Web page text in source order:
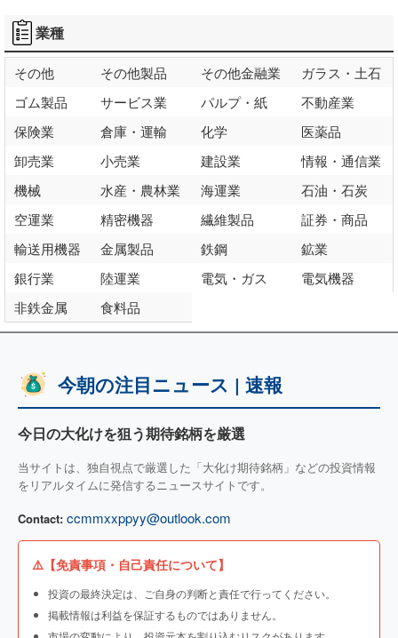
業種
その他 その他製品 その他金融業
ガラス・土石
ゴム製品
サービス業 パルプ・紙
不動産業
保険業
倉庫・運輸 化学
医薬品
卸売業
小売業 建設業
情報・通信業
機械
水産・農林業 海運業
石油・石炭
空運業
精密機器 繊維製品
証券・商品
輸送用機器
金属製品 鉄鋼
鉱業
銀行業
陸運業 電気・ガス
電気機器
非鉄金属
食料品
今朝の注目ニュース | 速報
今日の大化けを狙う期待銘柄を厳選
当サイトは、独自視点で厳選した「大化け期待銘柄」などの投資情報
をリアルタイムに発信するニュースサイトです。
Contact: ccmmxxppyy@outlook.com
⚠️【免責事項・自己責任について】
投資の最終決定は、ご自身の判断と責任で行ってください。
掲載情報は利益を保証するものではありません。